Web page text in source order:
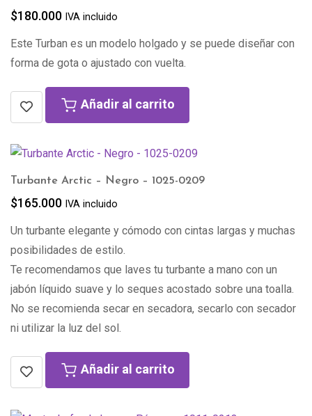
$180.000 IVA incluido
Este Turban es un modelo holgado y se puede diseñar con
forma de gota o ajustado con vuelta.
Añadir al carrito
Turbante Arctic – Negro – 1025-0209
$165.000 IVA incluido
Un turbante elegante y cómodo con cintas largas y muchas
posibilidades de estilo.
Te recomendamos que laves tu turbante a mano con un
jabón líquido suave y lo seques acostado sobre una toalla.
No se recomienda secar en secadora, secarlo con secador
ni utilizar la luz del sol.
Añadir al carrito